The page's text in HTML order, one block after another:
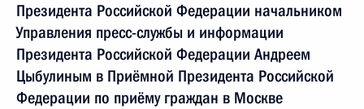
Президента Российской Федерации начальником
Управления пресс-службы и информации
Президента Российской Федерации Андреем
Цыбулиным в Приёмной Президента Российской
Федерации по приёму граждан в Москве